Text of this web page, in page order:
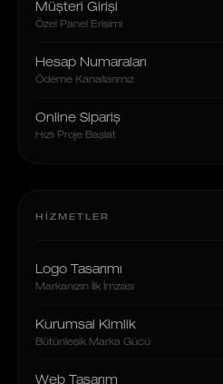
Müşteri Girişi
Özel Panel Erişimi
Hesap Numaraları
Ödeme Kanallarımız
Online Sipariş
Hızlı Proje Başlat
HIZMETLER
Logo Tasarımı
Markanızın İlk İmzası
Kurumsal Kimlik
Bütünleşik Marka Gücü
Web Tasarım